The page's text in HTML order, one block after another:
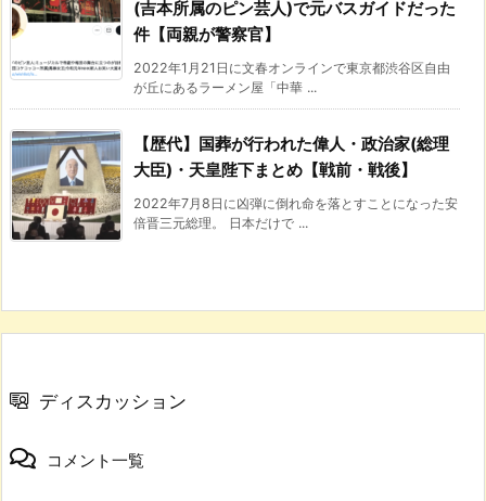
(吉本所属のピン芸人)で元バスガイドだった
件【両親が警察官】
2022年1月21日に文春オンラインで東京都渋谷区自由
が丘にあるラーメン屋「中華 ...
【歴代】国葬が行われた偉人・政治家(総理
大臣)・天皇陛下まとめ【戦前・戦後】
2022年7月8日に凶弾に倒れ命を落とすことになった安
倍晋三元総理。 日本だけで ...
ディスカッション
コメント一覧